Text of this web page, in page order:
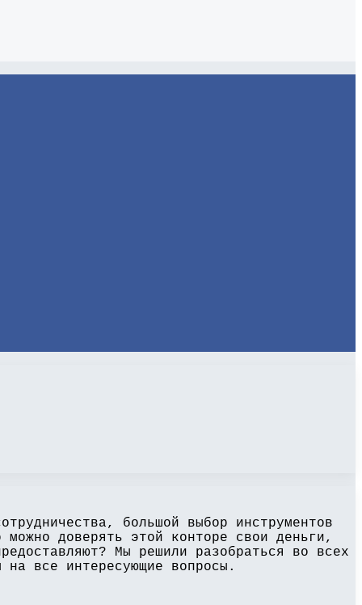
большой выбор инструментов
доверять этой конторе свои деньги,
Мы решили разобраться во всех
на все интересующие вопросы.